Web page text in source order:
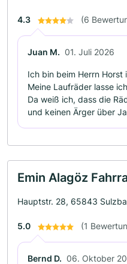
4.3 (6
Juan M. 01. Juli 2026
Ich bin beim Herrn
Meine Laufräder lasse
Da weiß ich, dass die
und keinen Ärger über
Emin Alagöz
Hauptstr. 28, 65843
5.0 (1
Bernd D. 06. Oktober